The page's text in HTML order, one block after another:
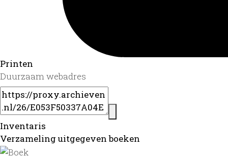
Printen
Duurzaam webadres
Inventaris
Verzameling uitgegeven boeken